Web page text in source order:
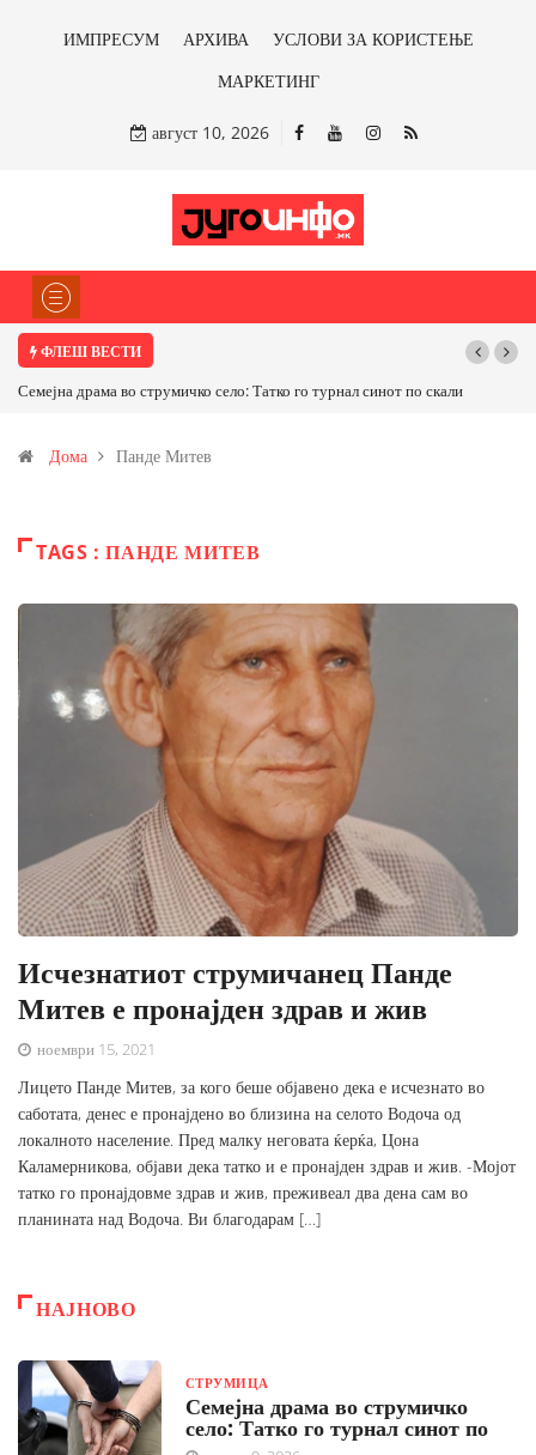
ИМПРЕСУМ АРХИВА
УСЛОВИ ЗА КОРИСТЕЊЕ
МАРКЕТИНГ
август 10, 2026
ФЛЕШ ВЕСТИ
Семејна драма во струмичко село: Татко го турнал синот по скали
Дома Панде Митев
TAGS : ПАНДЕ МИТЕВ
Исчезнатиот струмичанец Панде
Митев е пронајден здрав и жив
ноември 15, 2021
Лицето Панде Митев, за кого беше објавено дека е исчезнато во
саботата, денес е пронајдено во близина на селото Водоча од
локалното население. Пред малку неговата ќерќа, Цона
Каламерникова, објави дека татко и е пронајден здрав и жив. -Мојот
татко го пронајдовме здрав и жив, преживеал два дена сам во
планината над Водоча. Ви благодарам […]
НАЈНОВО
СТРУМИЦА
Семејна драма во струмичко
село: Татко го турнал синот по